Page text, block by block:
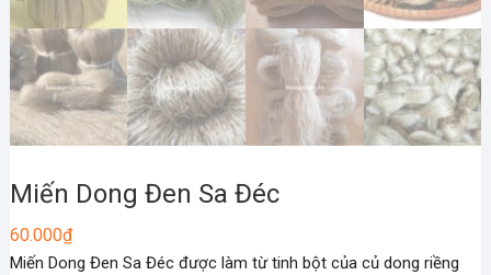
Miến Dong Đen Sa Đéc
60.000₫
Miến Dong Đen Sa Đéc được làm từ tinh bột của củ dong riềng